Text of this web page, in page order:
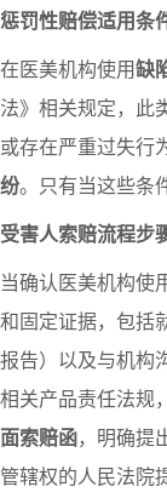
惩罚性赔偿适用条
在医美机构使用缺
法》相关规定，此
或存在严重过失行
纷。只有当这些条
受害人索赔流程步
当确认医美机构使
和固定证据，包括
报告）以及与机构
相关产品责任法规
面索赔函，明确提
管辖权的人民法院